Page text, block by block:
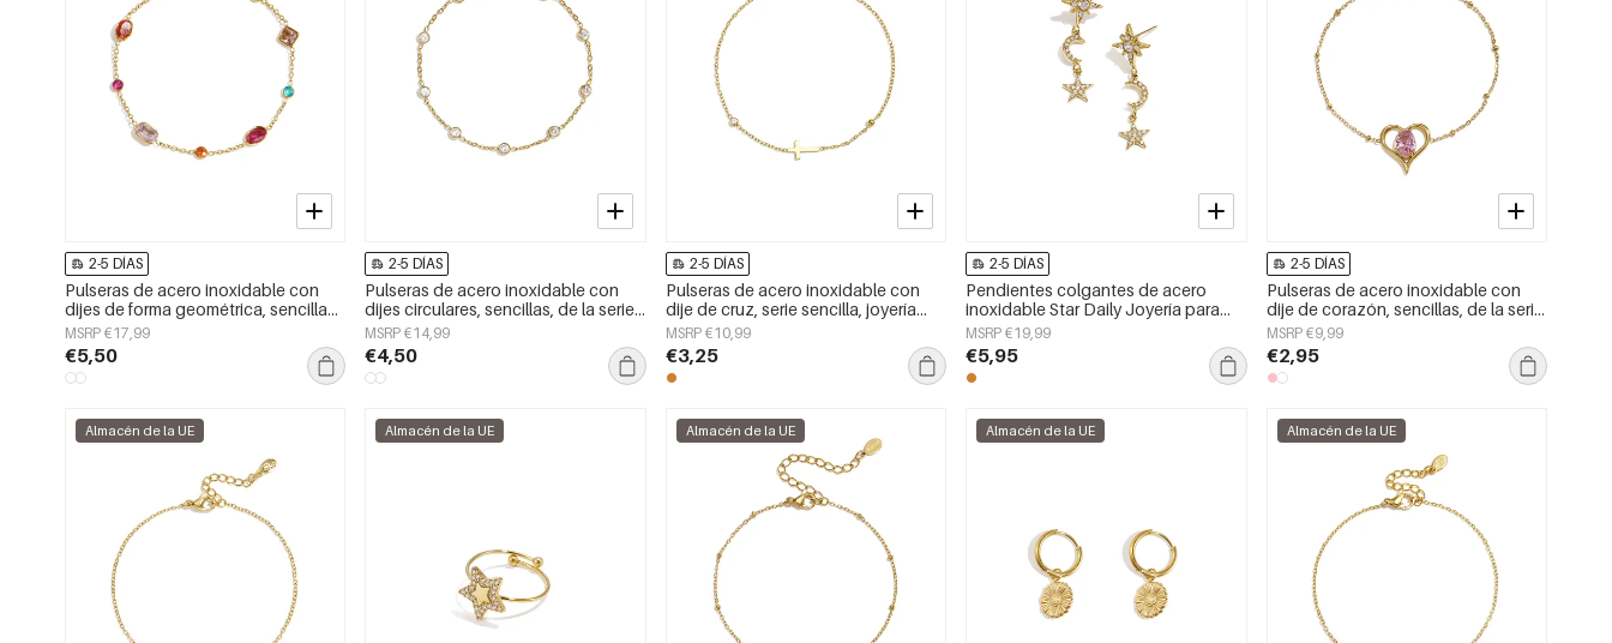
2-5 DÍAS
Pulseras de acero inoxidable con
dijes de forma geométrica, sencillas,
de la serie Daily Simple, joyería para
mujer.
MSRP €17,99
€5,50
2-5 DÍAS
Pulseras de acero inoxidable con
dijes circulares, sencillas, de la serie
Daily Simple, joyería para mujer
MSRP €14,99
€4,50
2-5 DÍAS
Pulseras de acero inoxidable con
dije de cruz, serie sencilla, joyería
para mujer
MSRP €10,99
€3,25
2-5 DÍAS
Pendientes colgantes de acero
inoxidable Star Daily Joyería para
mujer
MSRP €19,99
€5,95
2-5 DÍAS
Pulseras de acero inoxidable con
dije de corazón, sencillas, de la serie
Daily Simple, joyería para mujer
MSRP €9,99
€2,95
Almacén de la UE Almacén de la UE Almacén de la UE Almacén de la UE Almacén de la UE